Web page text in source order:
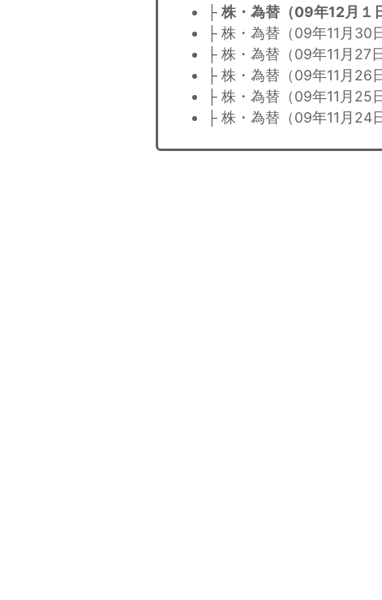
├ 株・為替（09年12月１
├ 株・為替（09年11月30
├ 株・為替（09年11月27日
├ 株・為替（09年11月26
├ 株・為替（09年11月25
├ 株・為替（09年11月24